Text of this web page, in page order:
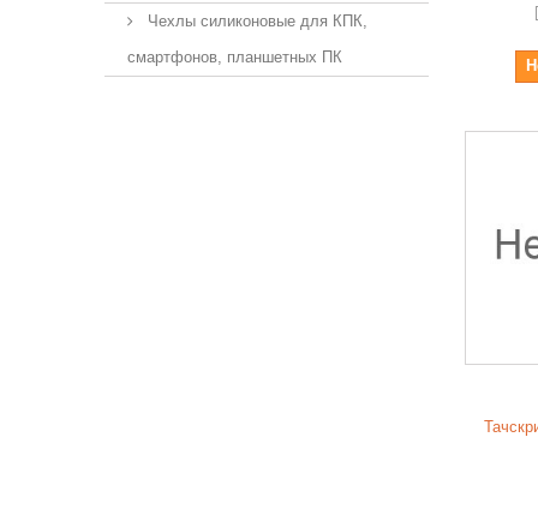
Чехлы силиконовые для КПК,
смартфонов, планшетных ПК